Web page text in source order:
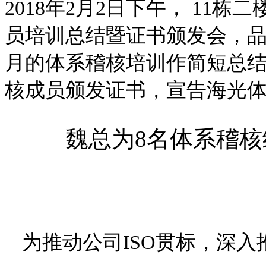
2018年2月2日下午， 11栋
员培训总结暨证书颁发会，
月的体系稽核培训作简短总
核成员颁发证书，宣告海光
魏总为8名体系稽
为推动公司ISO贯标，深